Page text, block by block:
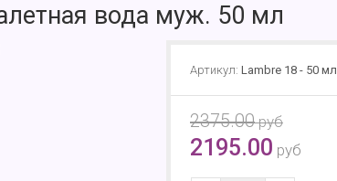
вода муж. 50 мл
Артикул: Lambre 18 - 50
2375.00руб
2195.00 руб